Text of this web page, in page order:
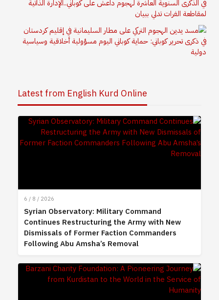
في الذكرى السنوية العاشرة لهجوم داعش على كوباني..الإدارة الذاتية
لمقاطعة الفرات تدلي ببيان
في ذكرى تحرير كوباني: حماية كوباني اليوم مسؤولية أخلاقية وسياسية
دولية
Latest from English Kurd Online
6 / 8 / 2026
Syrian Observatory: Military Command
Continues Restructuring the Army with New
Dismissals of Former Faction Commanders
Following Abu Amsha’s Removal